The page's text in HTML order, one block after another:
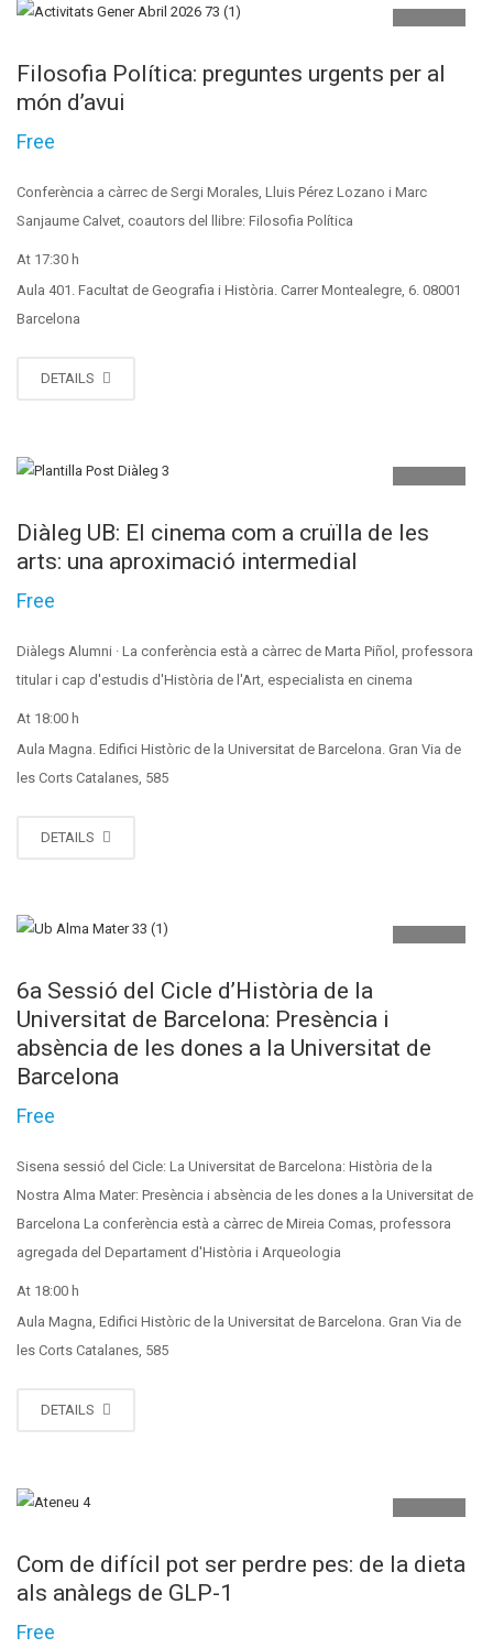
Filosofia Política: preguntes urgents per al
món d’avui
Free
Conferència a càrrec de Sergi Morales, Lluis Pérez Lozano i Marc
Sanjaume Calvet, coautors del llibre: Filosofia Política
At 17:30 h
Aula 401. Facultat de Geografia i Història. Carrer Montealegre, 6. 08001
Barcelona
DETAILS
Diàleg UB: El cinema com a cruïlla de les
arts: una aproximació intermedial
Free
Diàlegs Alumni · La conferència està a càrrec de Marta Piñol, professora
titular i cap d'estudis d'Història de l'Art, especialista en cinema
At 18:00 h
Aula Magna. Edifici Històric de la Universitat de Barcelona. Gran Via de
les Corts Catalanes, 585
DETAILS
6a Sessió del Cicle d’Història de la
Universitat de Barcelona: Presència i
absència de les dones a la Universitat de
Barcelona
Free
Sisena sessió del Cicle: La Universitat de Barcelona: Història de la
Nostra Alma Mater: Presència i absència de les dones a la Universitat de
Barcelona La conferència està a càrrec de Mireia Comas, professora
agregada del Departament d'Història i Arqueologia
At 18:00 h
Aula Magna, Edifici Històric de la Universitat de Barcelona. Gran Via de
les Corts Catalanes, 585
DETAILS
Com de difícil pot ser perdre pes: de la dieta
als anàlegs de GLP-1
Free